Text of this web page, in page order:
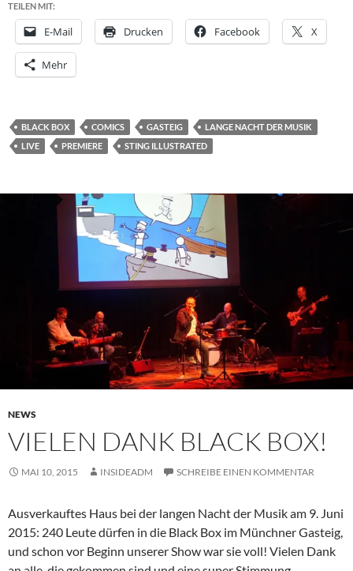
TEILEN MIT:
E-Mail Drucken Facebook X
Mehr
BLACK BOX COMICS GASTEIG
LANGE NACHT DER MUSIK
LIVE
PREMIERE STING ILLUSTRATED
NEWS
VIELEN DANK BLACK BOX!
MAI 10, 2015 INSIDEADM SCHREIBE EINEN KOMMENTAR
Ausverkauftes Haus bei der langen Nacht der Musik am 9. Juni
2015: 240 Leute dürfen in die Black Box im Münchner Gasteig,
und schon vor Beginn unserer Show war sie voll! Vielen Dank